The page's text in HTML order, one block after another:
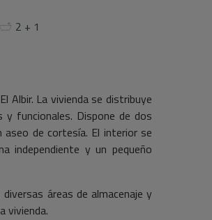
2 + 1
Albir. La vivienda se distribuye
funcionales. Dispone de dos
de cortesía. El interior se
independiente y un pequeño
áreas de almacenaje y
vivienda.